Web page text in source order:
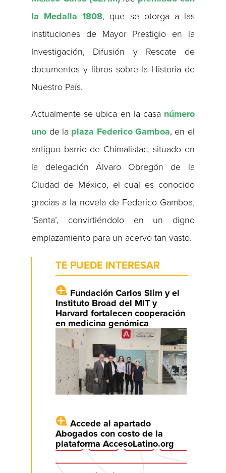
la Medalla 1808, que se otorga a las
instituciones de Mayor Prestigio en la
Investigación, Difusión y Rescate de
documentos y libros sobre la Historia de
Nuestro País.
Actualmente se ubica en la casa número
uno de la plaza Federico Gamboa, en el
antiguo barrio de Chimalistac, situado en
la delegación Álvaro Obregón de la
Ciudad de México, el cual es conocido
gracias a la novela de Federico Gamboa,
‘Santa’, convirtiéndolo en un digno
emplazamiento para un acervo tan vasto.
TE PUEDE INTERESAR
Fundación Carlos Slim y el
Instituto Broad del MIT y
Harvard fortalecen cooperación
en medicina genómica
Accede al apartado
Abogados con costo de la
plataforma AccesoLatino.org